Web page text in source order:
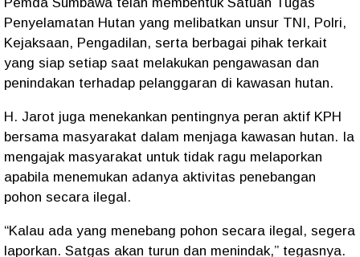
Penyelamatan Hutan yang melibatkan unsur TNI, Polri,
Kejaksaan, Pengadilan, serta berbagai pihak terkait
yang siap setiap saat melakukan pengawasan dan
penindakan terhadap pelanggaran di kawasan hutan.
H. Jarot juga menekankan pentingnya peran aktif KPH
bersama masyarakat dalam menjaga kawasan hutan. Ia
mengajak masyarakat untuk tidak ragu melaporkan
apabila menemukan adanya aktivitas penebangan
pohon secara ilegal.
“Kalau ada yang menebang pohon secara ilegal, segera
laporkan. Satgas akan turun dan menindak,” tegasnya.